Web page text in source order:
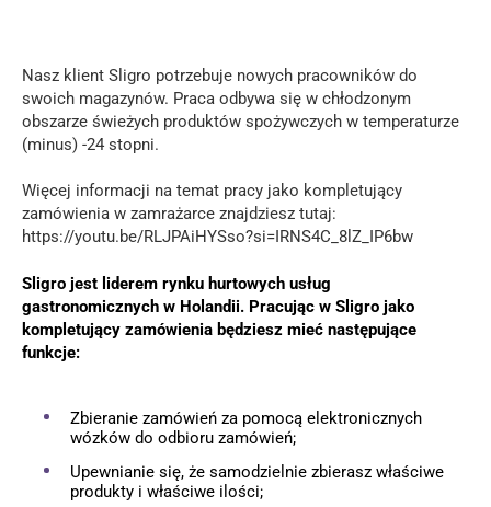
Nasz klient Sligro potrzebuje nowych pracowników do
swoich magazynów. Praca odbywa się w chłodzonym
obszarze świeżych produktów spożywczych w temperaturze
(minus) -24 stopni.
Więcej informacji na temat pracy jako kompletujący
zamówienia w zamrażarce znajdziesz tutaj:
https://youtu.be/RLJPAiHYSso?si=IRNS4C_8lZ_IP6bw
Sligro jest liderem rynku hurtowych usług
gastronomicznych w Holandii. Pracując w Sligro jako
kompletujący zamówienia będziesz mieć następujące
funkcje:
Zbieranie zamówień za pomocą elektronicznych
wózków do odbioru zamówień;
Upewnianie się, że samodzielnie zbierasz właściwe
produkty i właściwe ilości;